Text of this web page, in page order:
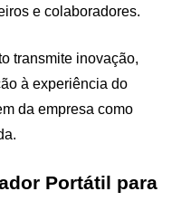
e colaboradores.
transmite inovação,
à experiência do
da empresa como
Portátil para